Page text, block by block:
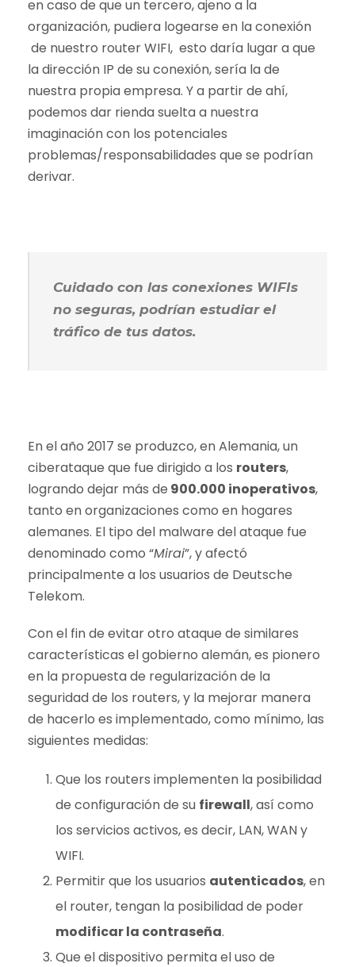
en caso de que un tercero, ajeno a la
organización, pudiera logearse en la conexión
de nuestro router WIFI, esto daría lugar a que
la dirección IP de su conexión, sería la de
nuestra propia empresa. Y a partir de ahí,
podemos dar rienda suelta a nuestra
imaginación con los potenciales
problemas/responsabilidades que se podrían
derivar.
Cuidado con las conexiones WIFIs
no seguras, podrían estudiar el
tráfico de tus datos.
En el año 2017 se produzco, en Alemania, un
ciberataque que fue dirigido a los routers,
logrando dejar más de 900.000 inoperativos,
tanto en organizaciones como en hogares
alemanes. El tipo del malware del ataque fue
denominado como “Mirai”, y afectó
principalmente a los usuarios de Deutsche
Telekom.
Con el fin de evitar otro ataque de similares
características el gobierno alemán, es pionero
en la propuesta de regularización de la
seguridad de los routers, y la mejorar manera
de hacerlo es implementado, como mínimo, las
siguientes medidas:
Que los routers implementen la posibilidad
de configuración de su firewall, así como
los servicios activos, es decir, LAN, WAN y
WIFI.
Permitir que los usuarios autenticados, en
el router, tengan la posibilidad de poder
modificar la contraseña.
Que el dispositivo permita el uso de